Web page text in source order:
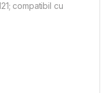
compatibil cu